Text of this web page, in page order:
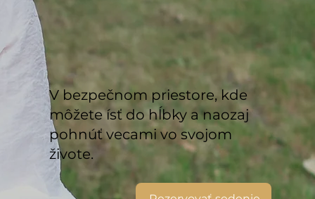
V bezpečnom priestore, kde
môžete ísť do hĺbky a naozaj
pohnúť vecami vo svojom
živote.